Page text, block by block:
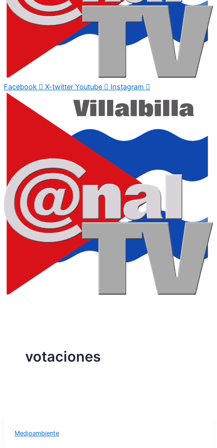
Facebook X-twitter Youtube Instagram
votaciones
Medioambiente